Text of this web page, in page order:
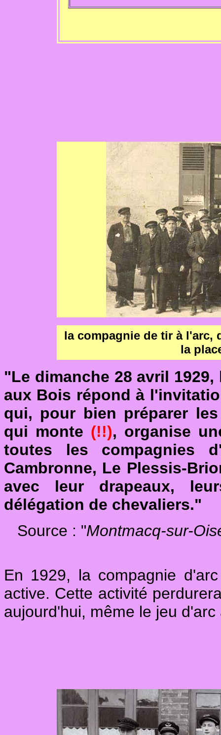
la compagnie de tir à l'arc,
la
"Le dimanche 28 avril
aux Bois répond à
qui, pour bien préparer
qui monte (!!), organise
toutes les compagnies
Cambronne, Le Plessis-
avec leur drapeaux,
délégation de chevaliers."
Source : "Montmacq-sur-
En 1929, la compagnie
active. Cette activité
aujourd'hui, même le jeu d'arc